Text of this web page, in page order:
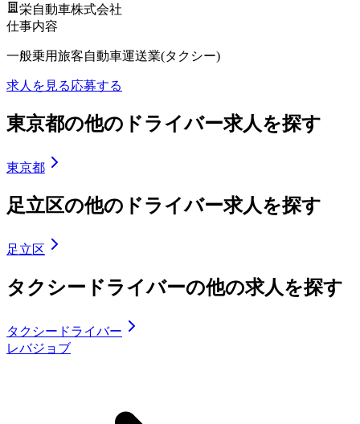
栄自動車株式会社
仕事内容
一般乗用旅客自動車運送業(タクシー)
求人を見る応募する
東京都の他のドライバー求人を探す
東京都
足立区の他のドライバー求人を探す
足立区
タクシードライバーの他の求人を探す
タクシードライバー
レバジョブ